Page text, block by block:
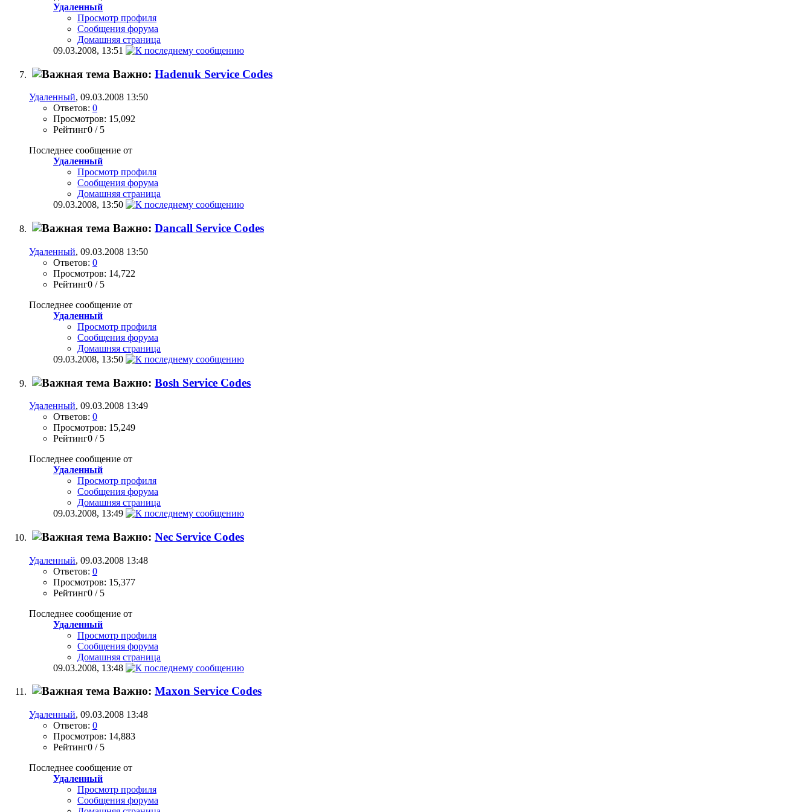
Удаленный
Просмотр профиля
Сообщения форума
Домашняя страница
09.03.2008, 13:51
Важно: Hadenuk Service Codes
Удаленный, 09.03.2008 13:50
Ответов: 0
Просмотров: 15,092
Рейтинг0 / 5
Последнее сообщение от
Удаленный
Просмотр профиля
Сообщения форума
Домашняя страница
09.03.2008, 13:50
Важно: Dancall Service Codes
Удаленный, 09.03.2008 13:50
Ответов: 0
Просмотров: 14,722
Рейтинг0 / 5
Последнее сообщение от
Удаленный
Просмотр профиля
Сообщения форума
Домашняя страница
09.03.2008, 13:50
Важно: Bosh Service Codes
Удаленный, 09.03.2008 13:49
Ответов: 0
Просмотров: 15,249
Рейтинг0 / 5
Последнее сообщение от
Удаленный
Просмотр профиля
Сообщения форума
Домашняя страница
09.03.2008, 13:49
Важно: Nec Service Codes
Удаленный, 09.03.2008 13:48
Ответов: 0
Просмотров: 15,377
Рейтинг0 / 5
Последнее сообщение от
Удаленный
Просмотр профиля
Сообщения форума
Домашняя страница
09.03.2008, 13:48
Важно: Maxon Service Codes
Удаленный, 09.03.2008 13:48
Ответов: 0
Просмотров: 14,883
Рейтинг0 / 5
Последнее сообщение от
Удаленный
Просмотр профиля
Сообщения форума